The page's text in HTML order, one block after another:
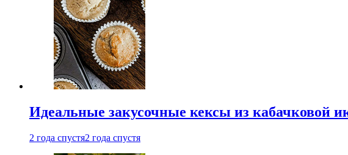
Идеальные закусочные кексы из кабачковой
2 года спустя2 года спустя